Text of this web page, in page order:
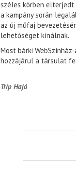
széles körben elterjedt
a kampány során
az új műfaj
lehetőséget kínálnak.
Most bárki
hozzájárul a társulat
Trip Hajó